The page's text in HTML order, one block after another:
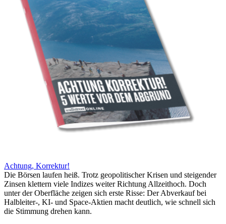
Achtung, Korrektur!
Die Börsen laufen heiß. Trotz geopolitischer Krisen und steigender
Zinsen klettern viele Indizes weiter Richtung Allzeithoch. Doch
unter der Oberfläche zeigen sich erste Risse: Der Abverkauf bei
Halbleiter-, KI- und Space-Aktien macht deutlich, wie schnell sich
die Stimmung drehen kann.